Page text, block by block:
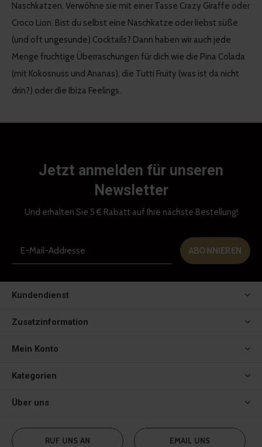
Naschkatzen. Verwöhne sie mit einer Tasse Crazy Giraffe oder
Croco Lion. Bist du selbst eine Naschkatze oder liebst süße
(und oft ungesunde) Cocktails? Dann haben wir auch jede
Menge fruchtige Überraschungen für dich wie die Pina Colada
(mit Kokosnuss und Ananas), die Tutti Fruity (was ist da nicht
drin?) oder die Ibiza Feelings.
Jetzt anmelden für unseren
Newsletter
Und erhalten Sie 5 € Rabatt auf Ihre nächste Bestellung!
ABONNIEREN
Kundendienst
Zusatzinformation
Mein Konto
Kategorien
Über uns
RUF UNS AN EMAIL UNS